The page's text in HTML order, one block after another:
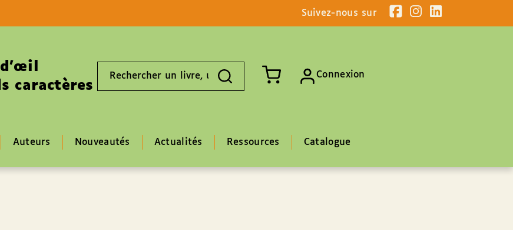
Suivez-nous sur
caractères livre,
Connexion
Auteurs Nouveautés Actualités Ressources Catalogue